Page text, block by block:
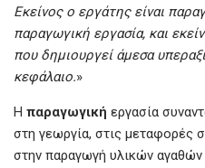
Εκείνος ο εργάτης είναι
παραγωγική εργασία, και
που δημιουργεί άμεσα
κεφάλαιο.»
Η παραγωγική εργασία
στη γεωργία, στις μεταφορές
στην παραγωγή υλικών αγαθών